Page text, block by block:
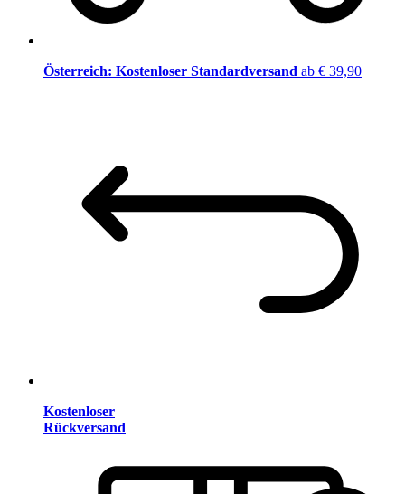
Österreich: Kostenloser Standardversand ab € 39,90
Kostenloser
Rückversand